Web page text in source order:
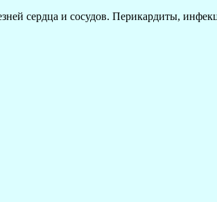
сердца и сосудов. Перикардиты,